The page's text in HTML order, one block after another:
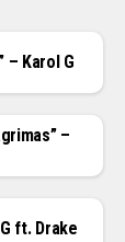
– Karol G
–
ft. Drake